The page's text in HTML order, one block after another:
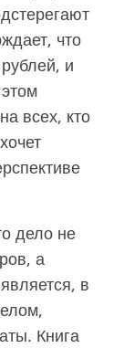
что
и
всех, кто
дело не
а
в
Книга